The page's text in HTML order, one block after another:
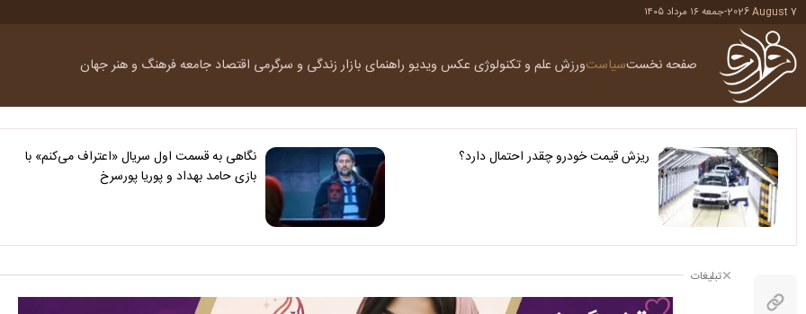
2026 August 7
-جمعه ۱۶ مرداد ۱۴۰۵
صفحه نخستسیاستورزش علم و تکنولوژی عکس ویدیو راهنمای بازارزندگی و سرگرمی اقتصاد جامعهفرهنگ و هنرجهان
ریزش قیمت خودرو چقدر احتمال دارد؟
نگاهی به قسمت اول سریال «اعتراف می‌کنم» با
بازی حامد بهداد و پوریا پورسرخ
تبلیغات